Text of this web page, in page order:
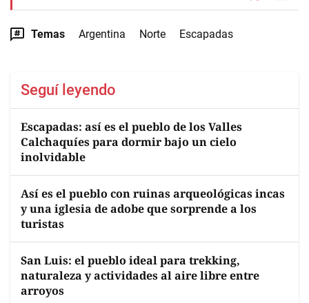
Temas Argentina Norte Escapadas
Seguí leyendo
Escapadas: así es el pueblo de los Valles
Calchaquíes para dormir bajo un cielo
inolvidable
Así es el pueblo con ruinas arqueológicas incas
y una iglesia de adobe que sorprende a los
turistas
San Luis: el pueblo ideal para trekking,
naturaleza y actividades al aire libre entre
arroyos